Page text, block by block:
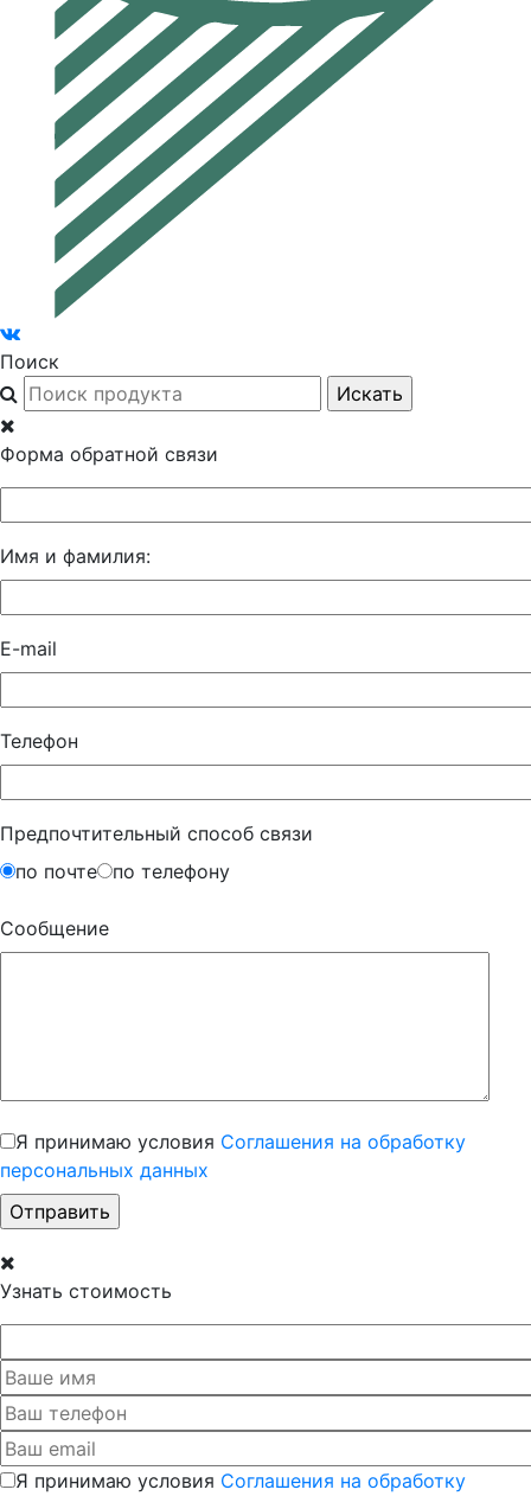
Поиск
Форма обратной связи
Имя и фамилия:
E-mail
Телефон
Предпочтительный способ связи
по почте
по телефону
Сообщение
Я принимаю условия Соглашения на обработку
персональных данных
Узнать стоимость
Я принимаю условия Соглашения на обработку